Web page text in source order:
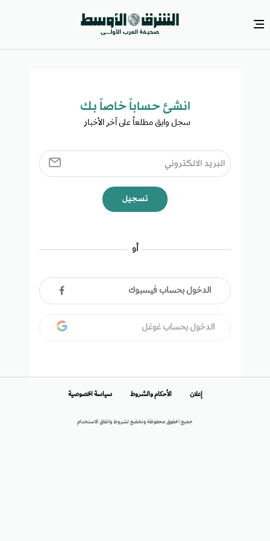
انشئ حساباً خاصاً بك​
سجل وابق مطلعاً على آخر الأخبار ​
تسجيل
أو
الدخول بحساب فيسبوك
الدخول بحساب غوغل
جميع الحقوق محفوظة وتخضع لشروط واتفاق الاستخدام
إعلان الأحكام والشروط سياسة الخصوصية